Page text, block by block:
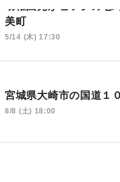
幼稚園児がヒツジの
美町
5/14 (木) 17:30
宮城県大崎市の国道
8/8 (土) 18:00